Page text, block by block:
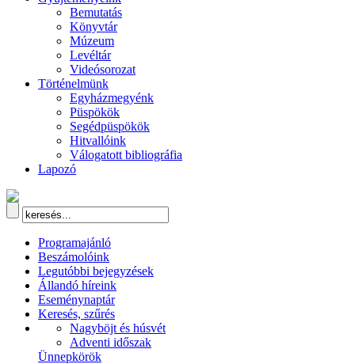
Bemutatás
Könyvtár
Múzeum
Levéltár
Videósorozat
Történelmünk
Egyházmegyénk
Püspökök
Segédpüspökök
Hitvallóink
Válogatott bibliográfia
Lapozó
Programajánló
Beszámolóink
Legutóbbi bejegyzések
Állandó híreink
Eseménynaptár
Keresés, szűrés
Nagyböjt és húsvét
Adventi időszak
Ünnepkörök